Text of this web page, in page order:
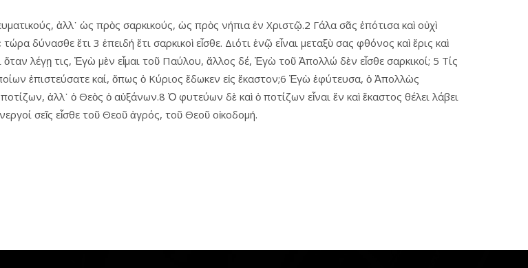
ἀλλ᾿ ὡς πρὸς σαρκικούς, ὡς πρὸς νήπια ἐν Χριστῷ.2 Γάλα σᾶς ἐπότισα καὶ οὐχὶ
δύνασθε ἔτι 3 ἐπειδή ἔτι σαρκικοὶ εἶσθε. Διότι ἐνῷ εἶναι μεταξὺ σας φθόνος καὶ ἔρις καὶ
ὅταν λέγῃ τις, Ἐγὼ μὲν εἶμαι τοῦ Παύλου, ἄλλος δέ, Ἐγὼ τοῦ Ἀπολλώ δὲν εἶσθε σαρκικοί; 5 Τίς
ἐπιστεύσατε καί, ὅπως ὁ Κύριος ἔδωκεν εἰς ἕκαστον;6 Ἐγὼ ἐφύτευσα, ὁ Ἀπολλὼς
ἀλλ᾿ ὁ Θεὸς ὁ αὐξάνων.8 Ὁ φυτεύων δὲ καὶ ὁ ποτίζων εἶναι ἕν καὶ ἕκαστος θέλει λάβει
σεῖς εἶσθε τοῦ Θεοῦ ἀγρός, τοῦ Θεοῦ οἰκοδομή.